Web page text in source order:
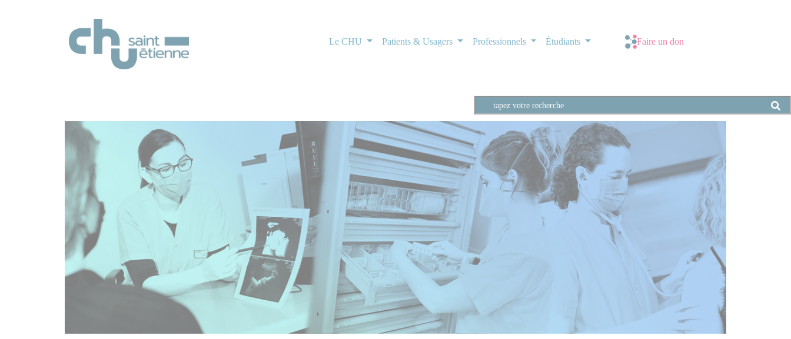
Le CHU Patients & Usagers Professionnels Étudiants Faire un don